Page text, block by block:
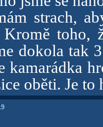
strach,
toho,
dokola tak
kamarádka
oběti. Je